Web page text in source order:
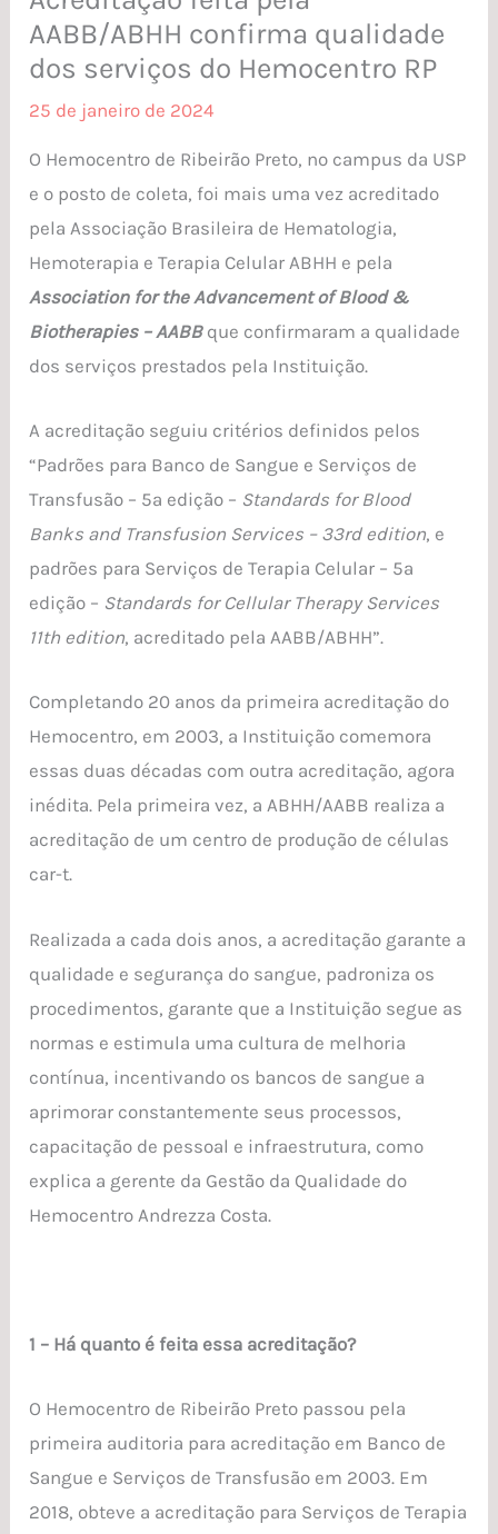
AABB/ABHH confirma qualidade
dos serviços do Hemocentro RP
25 de janeiro de 2024
O Hemocentro de Ribeirão Preto, no campus da USP
e o posto de coleta, foi mais uma vez acreditado
pela Associação Brasileira de Hematologia,
Hemoterapia e Terapia Celular ABHH e pela
Association for the Advancement of Blood &
Biotherapies – AABBque confirmaram a qualidade
dos serviços prestados pela Instituição.
A acreditação seguiu critérios definidos pelos
“Padrões para Banco de Sangue e Serviços de
Transfusão – 5ª edição – Standards for Blood
Banks and Transfusion Services – 33rd edition, e
padrões para Serviços de Terapia Celular – 5ª
edição – Standards for Cellular Therapy Services
11th edition, acreditado pela AABB/ABHH”.
Completando 20 anos da primeira acreditação do
Hemocentro, em 2003, a Instituição comemora
essas duas décadas com outra acreditação, agora
inédita. Pela primeira vez, a ABHH/AABB realiza a
acreditação de um centro de produção de células
car-t.
Realizada a cada dois anos, a acreditação garante a
qualidade e segurança do sangue, padroniza os
procedimentos, garante que a Instituição segue as
normas e estimula uma cultura de melhoria
contínua, incentivando os bancos de sangue a
aprimorar constantemente seus processos,
capacitação de pessoal e infraestrutura, como
explica a gerente da Gestão da Qualidade do
Hemocentro Andrezza Costa.
1 – Há quanto é feita essa acreditação?
O Hemocentro de Ribeirão Preto passou pela
primeira auditoria para acreditação em Banco de
Sangue e Serviços de Transfusão em 2003. Em
2018, obteve a acreditação para Serviços de Terapia